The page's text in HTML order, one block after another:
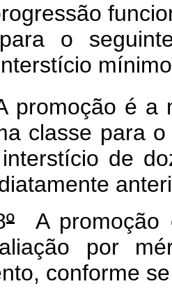
o
é a
classe para
de
º A promoção
por
conforme